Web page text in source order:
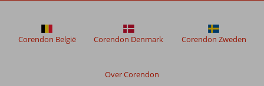
Over Corendon
Corendon België Corendon Denmark Corendon Zweden